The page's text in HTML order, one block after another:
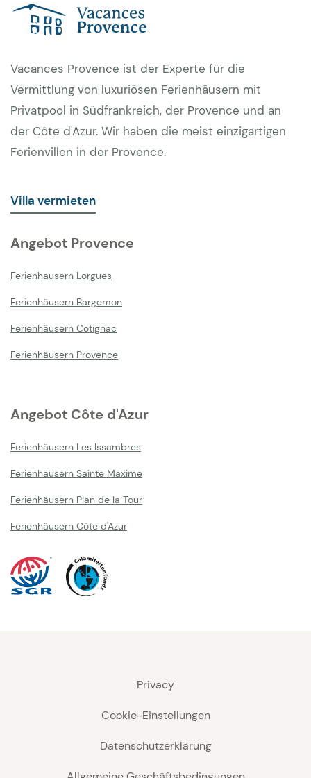
Vacances Provence ist der Experte für die
Vermittlung von luxuriösen Ferienhäusern mit
Privatpool in Südfrankreich, der Provence und an
der Côte d'Azur. Wir haben die meist einzigartigen
Ferienvillen in der Provence.
Villa vermieten
Angebot Provence
Ferienhäusern Lorgues
Ferienhäusern Bargemon
Ferienhäusern Cotignac
Ferienhäusern Provence
Angebot Côte d'Azur
Ferienhäusern Les Issambres
Ferienhäusern Sainte Maxime
Ferienhäusern Plan de la Tour
Ferienhäusern Côte d'Azur
Privacy
Cookie-Einstellungen
Datenschutzerklärung